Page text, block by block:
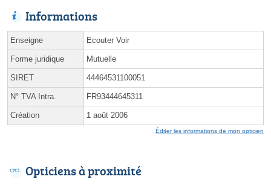
Informations
Enseigne Ecouter Voir
Forme juridique Mutuelle
SIRET 44464531100051
N° TVA Intra. FR93444645311
Création 1 août 2006
Éditer les informations de mon opticien
Opticiens à proximité